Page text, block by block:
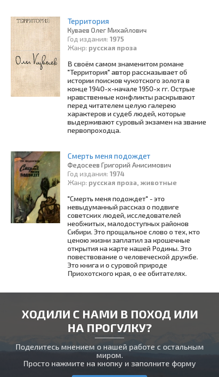
Территория
Куваев Олег Михайлович
Год издания: 1975
Жанр: русская проза
В своём самом знаменитом романе
"Территория" автор рассказывает об
истории поисков чукотского золота в
конце 1940-х-начале 1950-х гг. Острые
нравственные конфликты раскрывают
перед читателем целую галерею
характеров и судеб людей, которые
выдерживают суровый экзамен на звание
первопроходца.
Смерть меня подождет
Федосеев Григорий Анисимович
Год издания: 1974
Жанр: русская проза, животные
"Смерть меня подождет" - это
невыдуманный рассказ о подвиге
советских людей, исследователей
необжитых, малодоступных районов
Сибири. Это прощальное слово о тех, кто
ценою жизни заплатил за крошечные
открытия на карте нашей Родины. Это
повествование о человеческой дружбе.
Это книга и о суровой природе
Приохотского края, о ее обитателях.
ХОДИЛИ С НАМИ В ПОХОД ИЛИ
НА ПРОГУЛКУ?
Поделитесь мнением о нашей работе с остальным
миром.
Просто нажмите на кнопку и заполните форму